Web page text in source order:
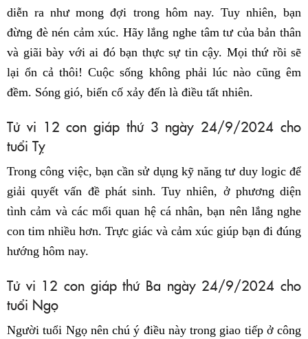
diễn ra như mong đợi trong hôm nay. Tuy nhiên, bạn
đừng đè nén cảm xúc. Hãy lắng nghe tâm tư của bản thân
và giãi bày với ai đó bạn thực sự tin cậy. Mọi thứ rồi sẽ
lại ổn cả thôi! Cuộc sống không phải lúc nào cũng êm
đềm. Sóng gió, biến cố xảy đến là điều tất nhiên.
Tử vi 12 con giáp thứ 3 ngày 24/9/2024 cho
tuổi Tỵ
Trong công việc, bạn cần sử dụng kỹ năng tư duy logic để
giải quyết vấn đề phát sinh. Tuy nhiên, ở phương diện
tình cảm và các mối quan hệ cá nhân, bạn nên lắng nghe
con tim nhiều hơn. Trực giác và cảm xúc giúp bạn đi đúng
hướng hôm nay.
Tử vi 12 con giáp thứ Ba ngày 24/9/2024 cho
tuổi Ngọ
Người tuổi Ngọ nên chú ý điều này trong giao tiếp ở công